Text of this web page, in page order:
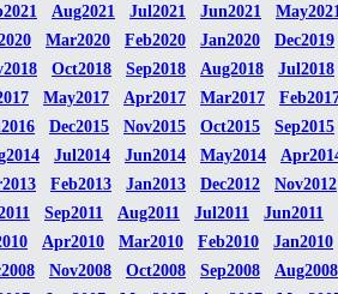
Aug2021 Jul2021 Jun2021 May2021
Mar2020 Feb2020 Jan2020 Dec2019
Oct2018 Sep2018 Aug2018 Jul2018
May2017 Apr2017 Mar2017
Dec2015 Nov2015 Oct2015 Sep2015
Jul2014 Jun2014 May2014
Feb2013 Jan2013 Dec2012 Nov2012
Sep2011 Aug2011 Jul2011 Jun2011
Apr2010 Mar2010 Feb2010 Jan2010
Nov2008 Oct2008 Sep2008 Aug2008